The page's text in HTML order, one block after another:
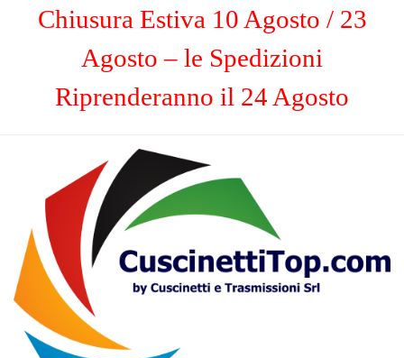
Chiusura Estiva 10 Agosto / 23
Agosto – le Spedizioni
Riprenderanno il 24 Agosto